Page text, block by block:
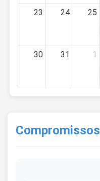
23 24 25
30 31 1
Compromissos